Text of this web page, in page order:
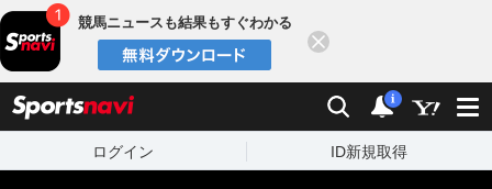
競馬ニュースも結果もすぐわかる
検索 通知
i
ログイン ID新規取得